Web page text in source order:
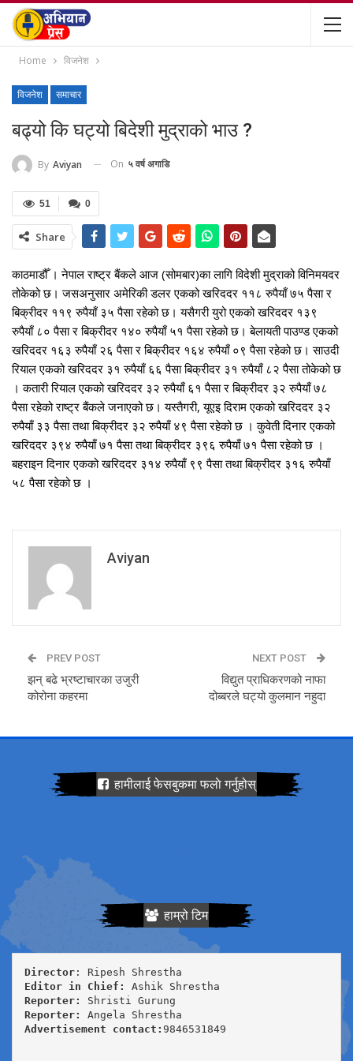
Home विजनेश
विजनेश समाचार
बढ्यो कि घट्यो बिदेशी मुद्राको भाउ ?
By Aviyan On ५ वर्ष अगाडि
0
51
Share
काठमाडौँ । नेपाल राष्ट्र बैंकले आज (सोमबार)का लागि विदेशी मुद्राको विनिमयदर
तोकेको छ। जसअनुसार अमेरिकी डलर एकको खरिददर ११८ रुपैयाँ ७५ पैसा र
बिक्रीदर ११९ रुपैयाँ ३५ पैसा रहेको छ। यसैगरी युरो एकको खरिददर १३९
रुपैयाँ ८० पैसा र बिक्रीदर १४० रुपैयाँ ५१ पैसा रहेको छ। बेलायती पाउण्ड एकको
खरिददर १६३ रुपैयाँ २६ पैसा र बिक्रीदर १६४ रुपैयाँ ०९ पैसा रहेको छ। साउदी
रियाल एकको खरिददर ३१ रुपैयाँ ६६ पैसा बिक्रीदर ३१ रुपैयाँ ८२ पैसा तोकेको छ
। कतारी रियाल एकको खरिददर ३२ रुपैयाँ ६१ पैसा र बिक्रीदर ३२ रुपैयाँ ७८
पैसा रहेको राष्ट्र बैंकले जनाएको छ। यस्तैगरी, यूएइ दिराम एकको खरिददर ३२
रुपैयाँ ३३ पैसा तथा बिक्रीदर ३२ रुपैयाँ ४९ पैसा रहेको छ । कुवेती दिनार एकको
खरिददर ३९४ रुपैयाँ ७१ पैसा तथा बिक्रीदर ३९६ रुपैयाँ ७१ पैसा रहेको छ ।
बहराइन दिनार एकको खरिददर ३१४ रुपैयाँ ९९ पैसा तथा बिक्रीदर ३१६ रुपैयाँ
५८ पैसा रहेको छ ।
Aviyan
PREV POST
झन् बढे भ्रष्टाचारका उजुरी
कोरोना कहरमा
NEXT POST
विद्युत प्राधिकरणको नाफा
दोब्बरले घट्यो कुलमान नहुदा
हामीलाई फेसबुकमा फलाे गर्नुहोस्
हाम्रो टिम
Director
Editor in Chief:
Reporter:
Reporter:
Advertisement contact: 9846531849